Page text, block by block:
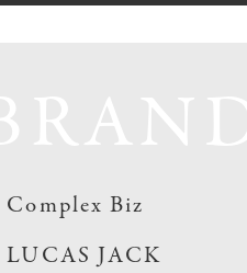
Complex Biz
LUCAS JACK